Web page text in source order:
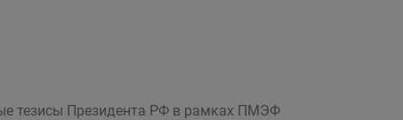
тезисы Президента РФ в рамках ПМЭФ